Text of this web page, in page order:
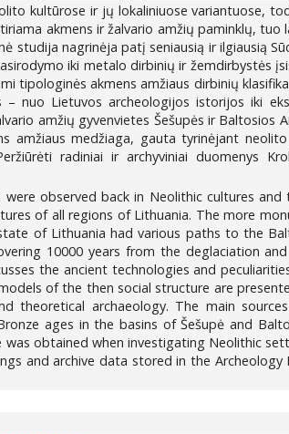
kultūrose ir jų lokaliniuose variantuose,
akmens ir žalvario amžių paminklų,
studija nagrinėja patį seniausią ir ilgiausią
iki metalo dirbinių ir žemdirbystės
tipologinės akmens amžiaus dirbinių
nuo Lietuvos archeologijos istorijos iki
amžių gyvenvietes Šešupės ir Baltosios
amžiaus medžiaga, gauta tyrinėjant
radiniai ir archyviniai duomenys
observed back in Neolithic cultures
of all regions of Lithuania. The more
of Lithuania had various paths to the
10000 years from the deglaciation
the ancient technologies and
of the then social structure are
theoretical archaeology. The main
ages in the basins of Šešupė and
obtained when investigating Neolithic
and archive data stored in the